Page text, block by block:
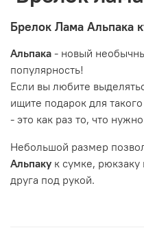
Брелок Лама Альпака
Альпака - новый
популярность!
Если вы любите
ищите подарок для
- это как раз то, что
Небольшой размер
Альпаку к сумке,
друга под рукой.